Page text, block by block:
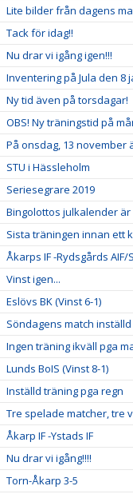
Lite bilder från dagens
Tack för idag!!
Nu drar vi igång igen!!!
Inventering på Jula den 8
Ny tid även på torsdagar!
OBS! Ny träningstid på
På onsdag, 13 november
STU i Hässleholm
Seriesegrare 2019
Bingolottos julkalender är
Sista träningen innan ett
Åkarps IF -Rydsgårds AIF/
Vinst igen...
Eslövs BK (Vinst 6-1)
Söndagens match inställd
Ingen träning ikväll pga
Lunds BoIS (Vinst 8-1)
Inställd träning pga regn
Tre spelade matcher, tre
Åkarp IF -Ystads IF
Nu drar vi igång!!!!
Torn-Åkarp 3-5